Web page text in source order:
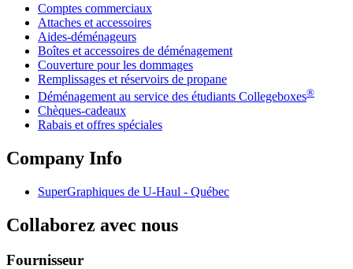
Comptes commerciaux
Attaches et accessoires
Aides-déménageurs
Boîtes et accessoires de déménagement
Couverture pour les dommages
Remplissages et réservoirs de propane
Déménagement au service des étudiants Collegeboxes®
Chèques-cadeaux
Rabais et offres spéciales
Company Info
SuperGraphiques de U-Haul - Québec
Collaborez avec nous
Fournisseur